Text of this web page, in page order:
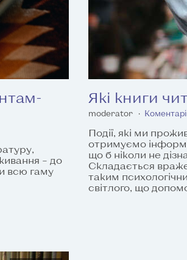
– до
всю гаму
Які книги
moderator
Події, які ми
отримуємо
що б ніколи не
Складається
таким
світлого, що